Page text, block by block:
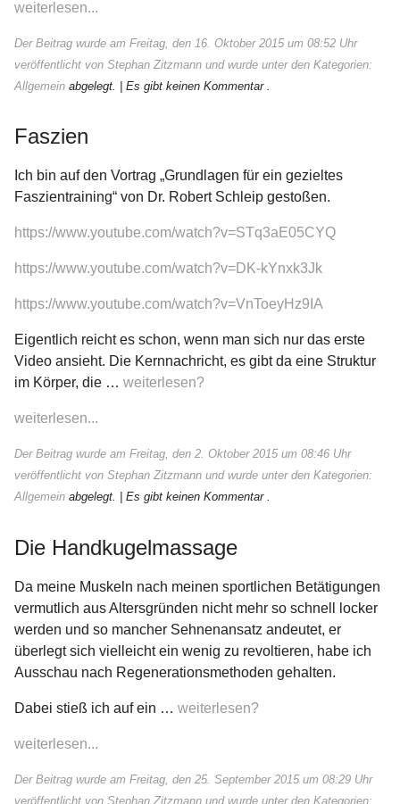
weiterlesen...
Der Beitrag wurde am Freitag, den 16. Oktober 2015 um 08:52 Uhr
veröffentlicht von Stephan Zitzmann und wurde unter den Kategorien:
Allgemein abgelegt. | Es gibt keinen Kommentar .
Faszien
Ich bin auf den Vortrag „Grundlagen für ein gezieltes
Faszientraining“ von Dr. Robert Schleip gestoßen.
https://www.youtube.com/watch?v=STq3aE05CYQ
https://www.youtube.com/watch?v=DK-kYnxk3Jk
https://www.youtube.com/watch?v=VnToeyHz9IA
Eigentlich reicht es schon, wenn man sich nur das erste
Video ansieht. Die Kernnachricht, es gibt da eine Struktur
im Körper, die … weiterlesen?
weiterlesen...
Der Beitrag wurde am Freitag, den 2. Oktober 2015 um 08:46 Uhr
veröffentlicht von Stephan Zitzmann und wurde unter den Kategorien:
Allgemein abgelegt. | Es gibt keinen Kommentar .
Die Handkugelmassage
Da meine Muskeln nach meinen sportlichen Betätigungen
vermutlich aus Altersgründen nicht mehr so schnell locker
werden und so mancher Sehnenansatz andeutet, er
überlegt sich vielleicht ein wenig zu revoltieren, habe ich
Ausschau nach Regenerationsmethoden gehalten.
Dabei stieß ich auf ein … weiterlesen?
weiterlesen...
Der Beitrag wurde am Freitag, den 25. September 2015 um 08:29 Uhr
veröffentlicht von Stephan Zitzmann und wurde unter den Kategorien: